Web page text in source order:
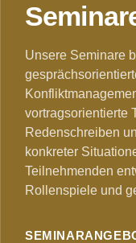
Unsere Seminare
vortragsorientierte
Redenschreiben
konkreter
Teilnehmenden
Rollenspiele und